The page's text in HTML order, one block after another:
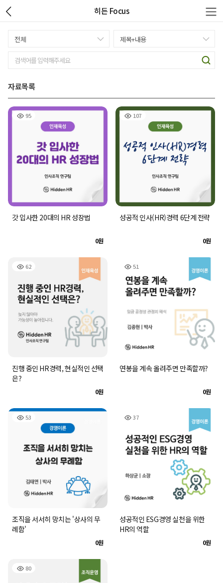
히든 Focus
자료목록
갓 입사한 20대의 HR 성장법
0원
95
성공적 인사(HR)경력 6단계 전략
0원
107
진행 중인 HR경력, 현실적인 선택
은?
0원
62
연봉을 계속 올려주면 만족할까?
0원
51
조직을 서서히 망치는 '상사의 무
례함'
0원
53
성공적인 ESG경영 실천을 위한
HR의 역할
0원
37
80